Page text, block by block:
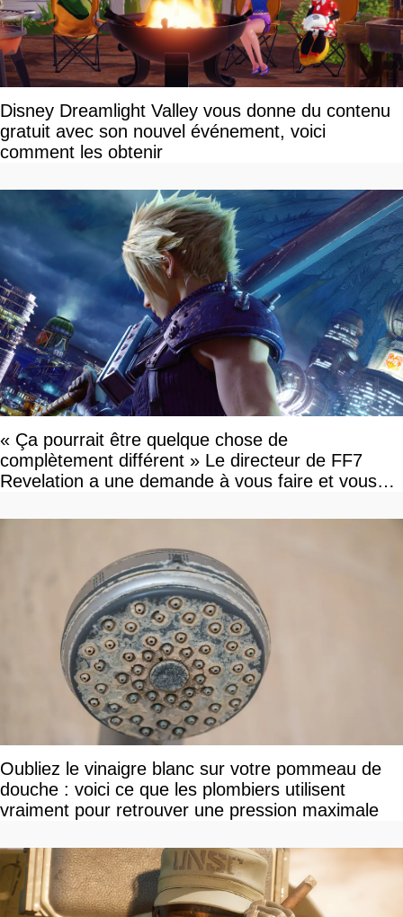
Disney Dreamlight Valley vous donne du contenu
gratuit avec son nouvel événement, voici
comment les obtenir
« Ça pourrait être quelque chose de
complètement différent » Le directeur de FF7
Revelation a une demande à vous faire et vous
Oubliez le vinaigre blanc sur votre pommeau de
douche : voici ce que les plombiers utilisent
vraiment pour retrouver une pression maximale